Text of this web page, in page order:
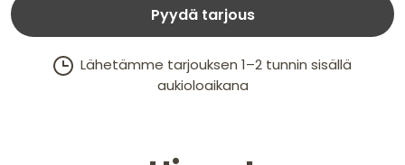
Pyydä tarjous
Lähetämme tarjouksen 1–2 tunnin sisällä
aukioloaikana